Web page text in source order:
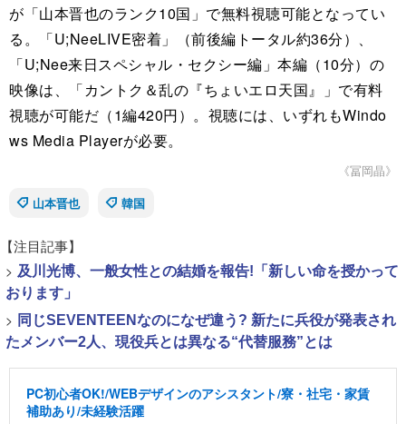
が「山本晋也のランク10国」で無料視聴可能となってい
る。「U;NeeLIVE密着」（前後編トータル約36分）、
「U;Nee来日スペシャル・セクシー編」本編（10分）の
映像は、「カントク＆乱の『ちょいエロ天国』」で有料
視聴が可能だ（1編420円）。視聴には、いずれもWindo
ws Media Playerが必要。
《冨岡晶》
山本晋也
韓国
【注目記事】
> 及川光博、一般女性との結婚を報告!「新しい命を授かって
おります」
> 同じSEVENTEENなのになぜ違う? 新たに兵役が発表され
たメンバー2人、現役兵とは異なる“代替服務”とは
PC初心者OK!/WEBデザインのアシスタント/寮・社宅・家賃
補助あり/未経験活躍